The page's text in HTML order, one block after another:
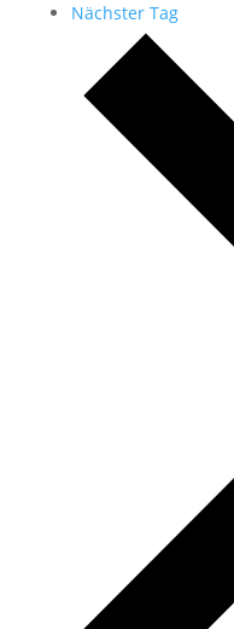
Nächster Tag